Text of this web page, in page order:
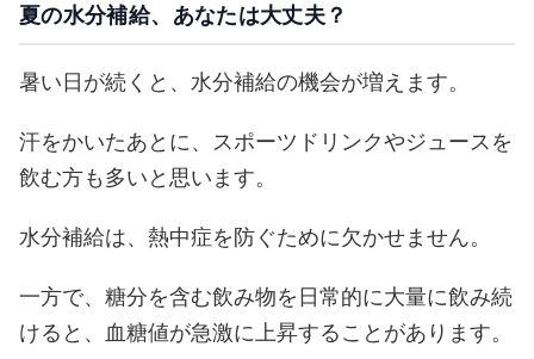
夏の水分補給、あなたは大丈夫？
暑い日が続くと、水分補給の機会が増えます。
汗をかいたあとに、スポーツドリンクやジュースを
飲む方も多いと思います。
水分補給は、熱中症を防ぐために欠かせません。
一方で、糖分を含む飲み物を日常的に大量に飲み続
けると、血糖値が急激に上昇することがあります。